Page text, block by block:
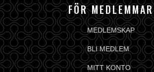
FÖR MEDLEMMAR
MEDLEMSKAP
BLI MEDLEM
MITT KONTO